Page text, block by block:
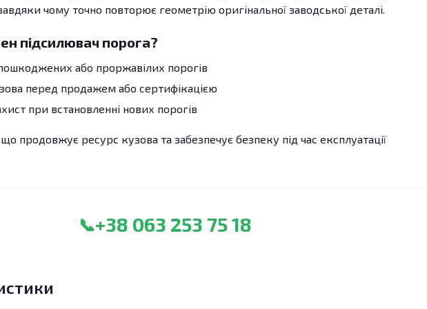
чому точно повторює геометрію оригінальної заводської деталі.
підсилювач порога?
або проржавілих порогів
перед продажем або сертифікацією
при встановленні нових порогів
продовжує ресурс кузова та забезпечує безпеку під час експлуатації
📞+38 063 253 75 18